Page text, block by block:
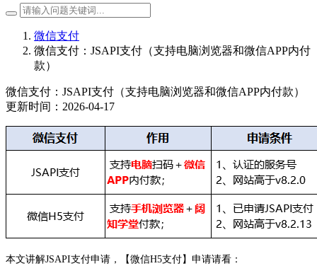
微信支付
微信支付：JSAPI支付（支持电脑浏览器和微信APP内付
款）
微信支付：JSAPI支付（支持电脑浏览器和微信APP内付款）
更新时间：2026-04-17
本文讲解JSAPI支付申请，【微信H5支付】申请请看：